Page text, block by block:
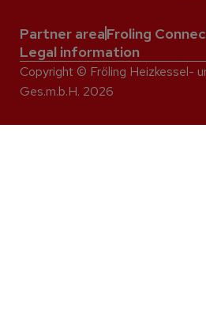
Partner areaFroling
Legal information
Copyright © Fröling Heizkessel-
Ges.m.b.H. 2026